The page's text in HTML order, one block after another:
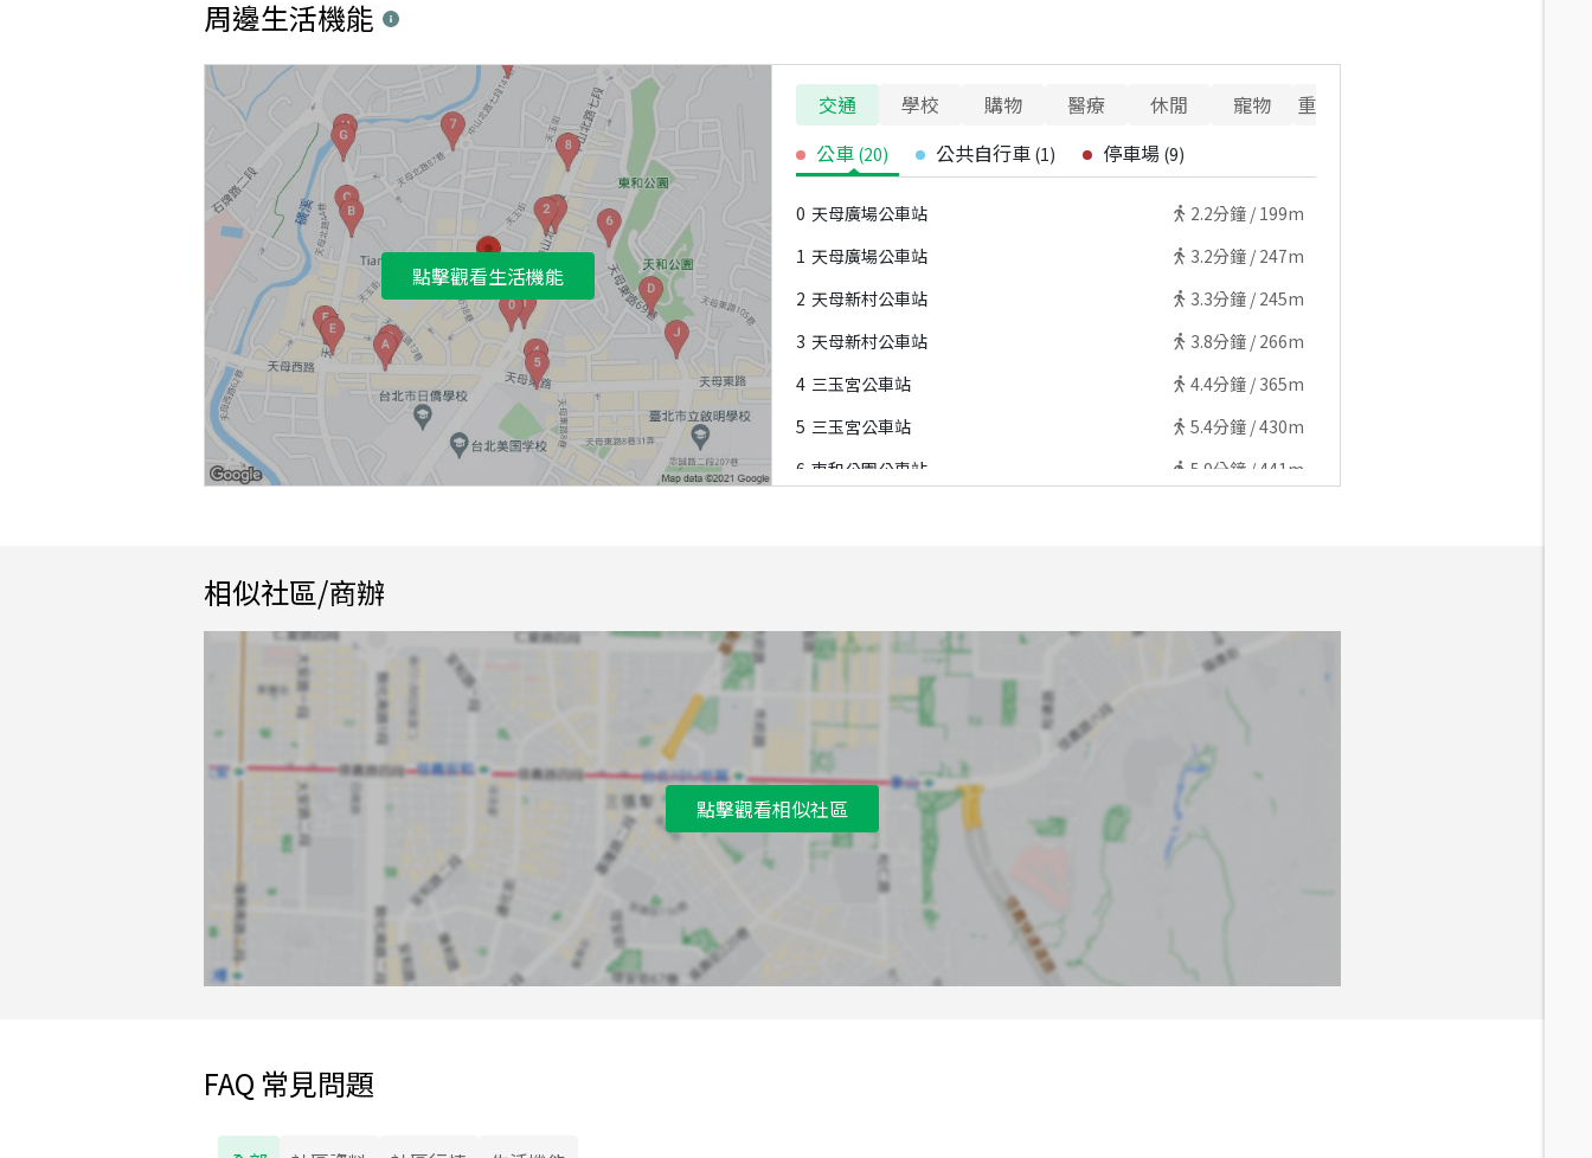
周邊生活機能
點擊觀看生活機能
交通 學校 購物 醫療 休閒 寵物
重要設施
公車 (20) 公共自行車 (1) 停車場 (9)
0 天母廣場公車站 2.2分鐘 / 199m
1 天母廣場公車站 3.2分鐘 / 247m
2 天母新村公車站 3.3分鐘 / 245m
3 天母新村公車站 3.8分鐘 / 266m
4 三玉宮公車站 4.4分鐘 / 365m
5 三玉宮公車站 5.4分鐘 /430m
6 東和公園公車站 5.9分鐘 / 441m
齊福華廈公車站 分鐘 /
天玉里公車站
天玉里公車站 分鐘 /
天和公園公車站 6.8
E 天母國小公車站
天母國小公車站
天北站公車站
I 天母公園公車站 8.5分鐘 /586m
相似社區/商辦
點擊觀看相似社區
FAQ 常見問題